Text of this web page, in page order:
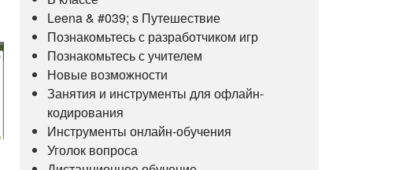
Leena & #039; s Путешествие
Познакомьтесь с разработчиком игр
Познакомьтесь с учителем
Новые возможности
Занятия и инструменты для офлайн-
кодирования
Инструменты онлайн-обучения
Уголок вопроса